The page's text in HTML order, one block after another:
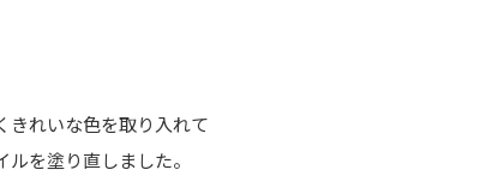
きれいな色を取り入れて
を塗り直しました。